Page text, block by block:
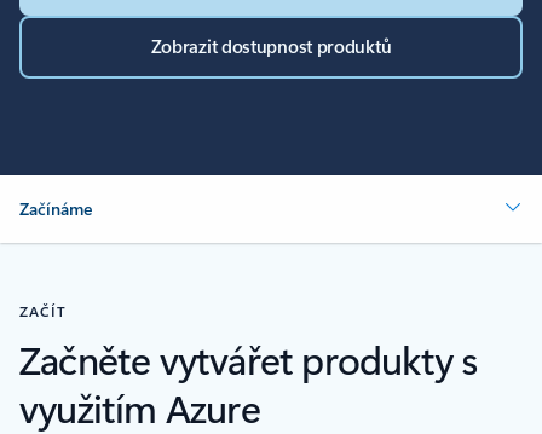
Zobrazit dostupnost produktů
Začínáme
ZAČÍT
Začněte vytvářet produkty s
využitím Azure